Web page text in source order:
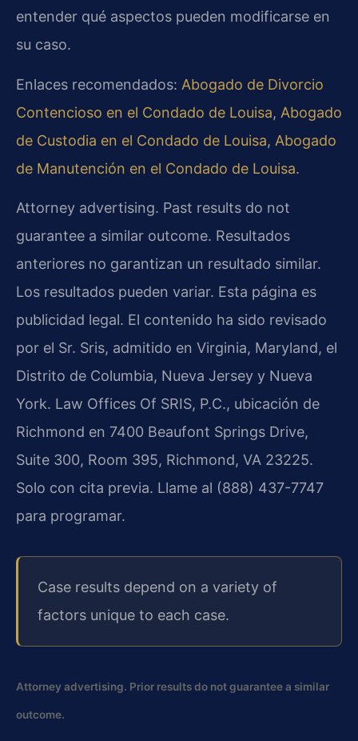
entender qué aspectos pueden modificarse en
su caso.
Enlaces recomendados: Abogado de Divorcio
Contencioso en el Condado de Louisa, Abogado
de Custodia en el Condado de Louisa, Abogado
de Manutención en el Condado de Louisa.
Attorney advertising. Past results do not
guarantee a similar outcome. Resultados
anteriores no garantizan un resultado similar.
Los resultados pueden variar. Esta página es
publicidad legal. El contenido ha sido revisado
por el Sr. Sris, admitido en Virginia, Maryland, el
Distrito de Columbia, Nueva Jersey y Nueva
York. Law Offices Of SRIS, P.C., ubicación de
Richmond en 7400 Beaufont Springs Drive,
Suite 300, Room 395, Richmond, VA 23225.
Solo con cita previa. Llame al (888) 437-7747
para programar.
Case results depend on a variety of
factors unique to each case.
Attorney advertising. Prior results do not guarantee a similar
outcome.